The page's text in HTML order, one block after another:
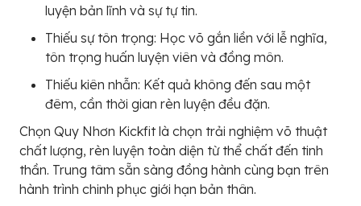
luyện bản lĩnh và sự tự tin.
Thiếu sự tôn trọng: Học võ gắn liền với lễ nghĩa,
tôn trọng huấn luyện viên và đồng môn.
Thiếu kiên nhẫn: Kết quả không đến sau một
đêm, cần thời gian rèn luyện đều đặn.
Chọn Quy Nhơn Kickfit là chọn trải nghiệm võ thuật
chất lượng, rèn luyện toàn diện từ thể chất đến tinh
thần. Trung tâm sẵn sàng đồng hành cùng bạn trên
hành trình chinh phục giới hạn bản thân.